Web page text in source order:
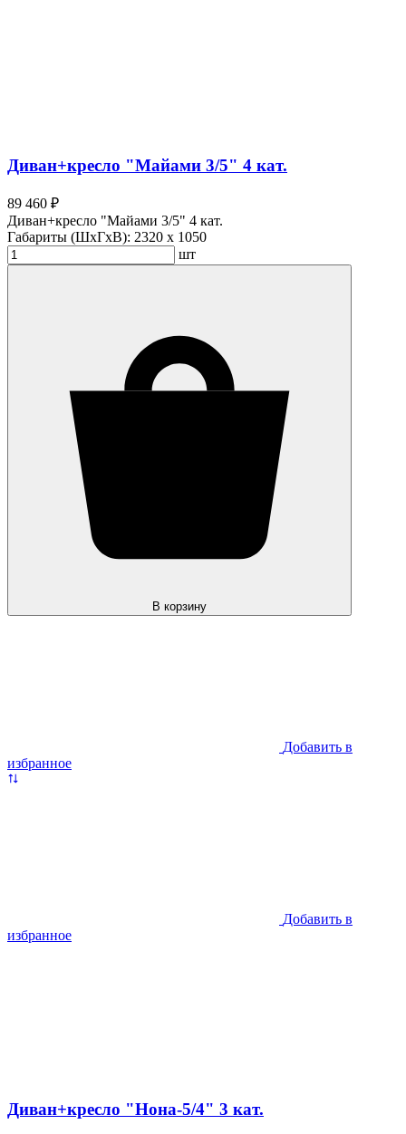
Диван+кресло "Майами 3/5" 4 кат.
89 460 ₽
Диван+кресло "Майами 3/5" 4 кат.
Габариты (ШхГхВ): 2320 x 1050
шт
В корзину
Добавить в
избранное
Добавить в
избранное
Диван+кресло "Нона-5/4" 3 кат.